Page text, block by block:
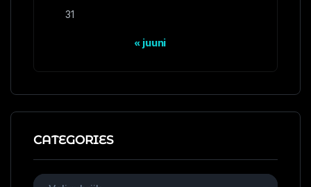
31
« juuni
CATEGORIES